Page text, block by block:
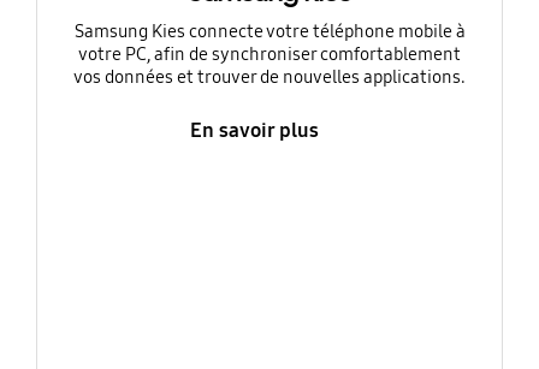
Samsung Kies connecte votre téléphone mobile à
votre PC, afin de synchroniser comfortablement
vos données et trouver de nouvelles applications.
En savoir plus